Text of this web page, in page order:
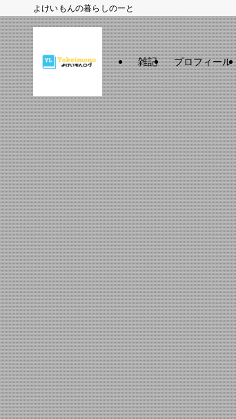
よけいもんの暮らしのーと
雑記 プロフィール